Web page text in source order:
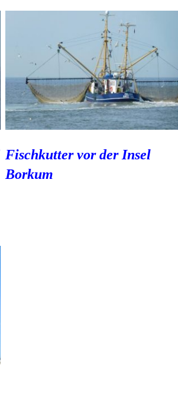
Fischkutter vor der Insel
Borkum